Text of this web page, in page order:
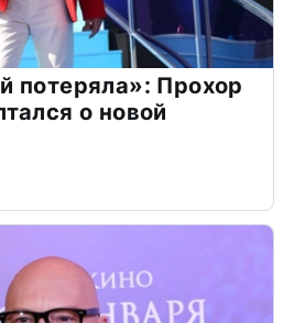
потеряла»: Прохор
о новой